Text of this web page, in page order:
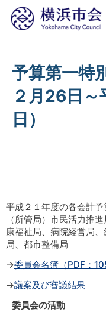
予算第一特
２月26日
日）
平成２１年度の各会計予
（所管局）市民活力推
康福祉局、病院経営局
局、都市整備局
→委員会名簿（PDF：
→議案及び審議結果
委員会の活動